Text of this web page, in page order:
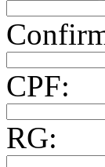
CPF:
RG: